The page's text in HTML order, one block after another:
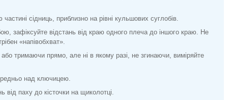
сідниць, приблизно на рівні кульшових суглобів.
зафіксуйте відстань від краю одного плеча до іншого краю. Не
«напівобхват».
тримаючи прямо, але ні в якому разі, не згинаючи, виміряйте
над ключицею.
від паху до кісточки на щиколотці.